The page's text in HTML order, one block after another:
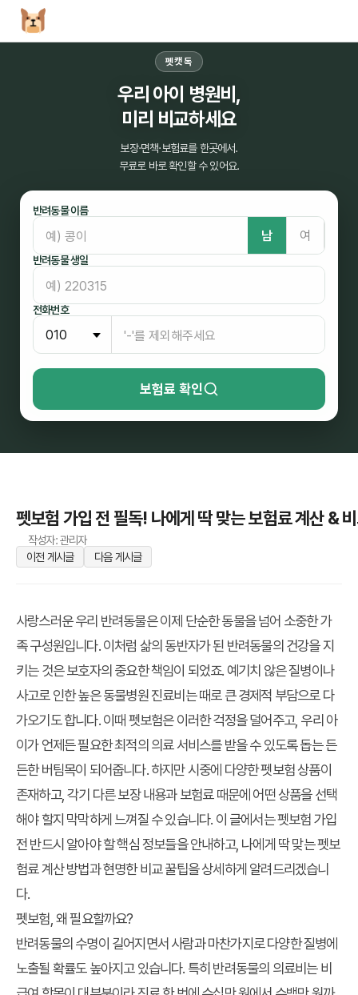
펫캣독
우리 아이 병원비,
미리 비교하세요
보장·면책·보험료를 한곳에서.
무료로 바로 확인할 수 있어요.
반려동물 이름
남 여
반려동물 생일
전화번호
보험료 확인
펫보험 가입 전 필독! 나에게 딱 맞는 보험료 계산 &
작성자: 관리자
이전 게시글
다음 게시글
사랑스러운 우리 반려동물은 이제 단순한 동물을 넘어 소중한 가
족 구성원입니다. 이처럼 삶의 동반자가 된 반려동물의 건강을 지
키는 것은 보호자의 중요한 책임이 되었죠. 예기치 않은 질병이나
사고로 인한 높은 동물병원 진료비는 때로 큰 경제적 부담으로 다
가오기도 합니다. 이때 펫보험은 이러한 걱정을 덜어주고, 우리 아
이가 언제든 필요한 최적의 의료 서비스를 받을 수 있도록 돕는 든
든한 버팀목이 되어줍니다. 하지만 시중에 다양한 펫보험 상품이
존재하고, 각기 다른 보장 내용과 보험료 때문에 어떤 상품을 선택
해야 할지 막막하게 느껴질 수 있습니다. 이 글에서는 펫보험 가입
전 반드시 알아야 할 핵심 정보들을 안내하고, 나에게 딱 맞는펫보
험료 계산방법과 현명한비교 꿀팁을 상세하게 알려드리겠습니
다.
펫보험, 왜 필요할까요?
반려동물의 수명이 길어지면서 사람과 마찬가지로 다양한 질병에
노출될 확률도 높아지고 있습니다. 특히 반려동물의 의료비는 비